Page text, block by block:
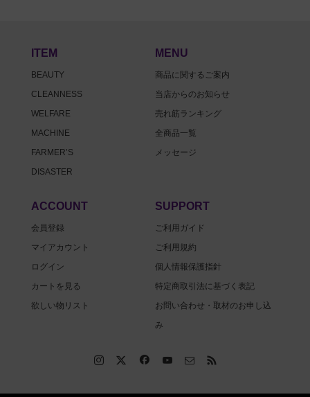
ITEM
BEAUTY
CLEANNESS
WELFARE
MACHINE
FARMER’S
DISASTER
MENU
商品に関するご案内
当店からのお知らせ
売れ筋ランキング
全商品一覧
メッセージ
ACCOUNT
会員登録
マイアカウント
ログイン
カートを見る
欲しい物リスト
SUPPORT
ご利用ガイド
ご利用規約
個人情報保護指針
特定商取引法に基づく表記
お問い合わせ・取材のお申し込
み